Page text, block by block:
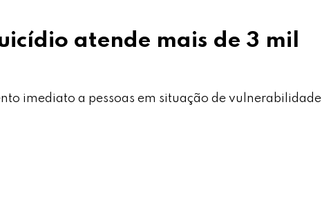
atende mais de 3 mil
imediato a pessoas em situação de vulnerabilidade